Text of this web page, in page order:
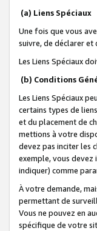
(a) Liens Spéciaux
Une fois que vous
suivre, de déclarer et
Les Liens Spéciaux
(b) Conditions
Les Liens Spéciaux
certains types de
et du placement de
mettions à votre
devez pas inciter les
exemple, vous
indiquer) comme
À votre demande,
permettant de
Vous ne pouvez en
spécifique de votre